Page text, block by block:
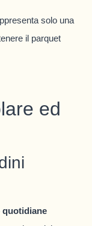
solo una
il parquet
ed
quotidiane